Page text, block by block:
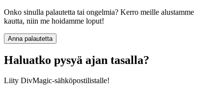
Onko sinulla palautetta tai ongelmia? Kerro meille alustamme
kautta, niin me hoidamme loput!
Anna palautetta
Haluatko pysyä ajan tasalla?
Liity DivMagic-sähköpostilistalle!